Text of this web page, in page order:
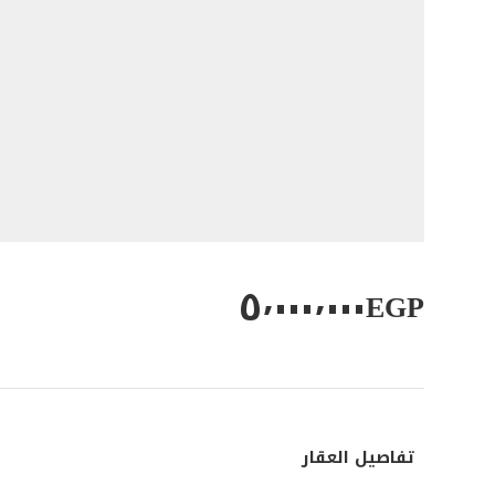
EGP٥٬٠٠٠٬٠٠٠
تفاصيل العقار